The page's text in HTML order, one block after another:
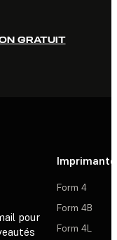
GRATUIT
pour
Form 4
Form 4B
Form 4L